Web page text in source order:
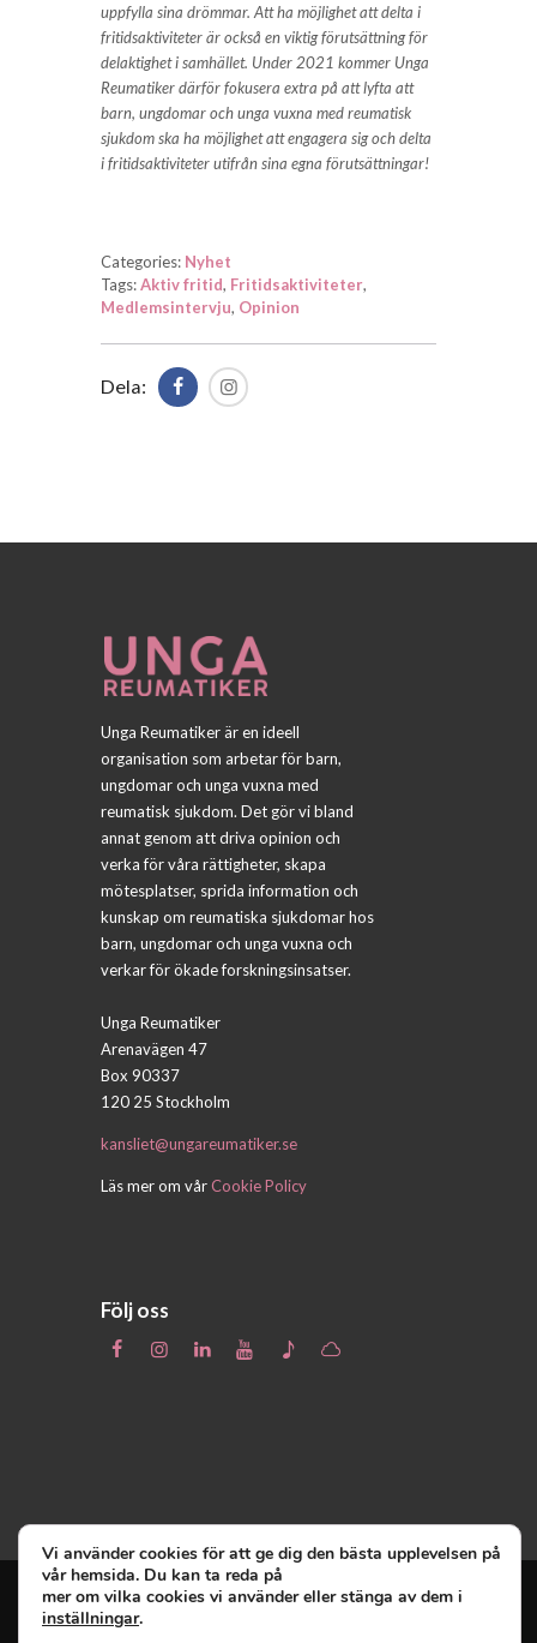
uppfylla sina drömmar. Att ha möjlighet att delta i
fritidsaktiviteter är också en viktig förutsättning för
delaktighet i samhället. Under 2021 kommer Unga
Reumatiker därför fokusera extra på att lyfta att
barn, ungdomar och unga vuxna med reumatisk
sjukdom ska ha möjlighet att engagera sig och delta
i fritidsaktiviteter utifrån sina egna förutsättningar!
Categories: Nyhet
Tags:Aktiv fritid, Fritidsaktiviteter,
Medlemsintervju, Opinion
Dela:
Unga Reumatiker är en ideell
organisation som arbetar för barn,
ungdomar och unga vuxna med
reumatisk sjukdom. Det gör vi bland
annat genom att driva opinion och
verka för våra rättigheter, skapa
mötesplatser, sprida information och
kunskap om reumatiska sjukdomar hos
barn, ungdomar och unga vuxna och
verkar för ökade forskningsinsatser.
Unga Reumatiker
Arenavägen 47
Box 90337
120 25 Stockholm
kansliet@ungareumatiker.se
Läs mer om vårCookie Policy
Följ oss
Vi använder cookies för att ge dig den bästa upplevelsen på
vår hemsida. Du kan ta reda på
mer om vilka cookies vi använder eller stänga av dem i
inställningar.